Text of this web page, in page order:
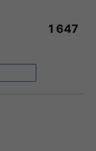
1 647